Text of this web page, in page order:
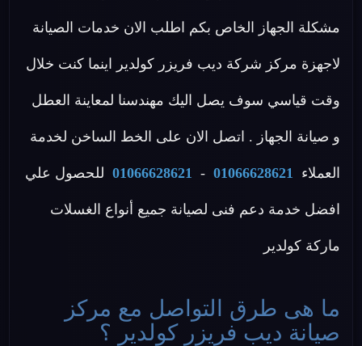
مشكلة الجهاز الخاص بكم اطلب الان خدمات الصيانة
لاجهزة مركز شركة ديب فريزر كولدير اينما كنت خلال
وقت قياسي سوف يصل اليك مهندسنا لمعاينة العطل
و صيانة الجهاز . اتصل الان على الخط الساخن لخدمة
العملاء 01066628621
-
01066628621 للحصول علي
افضل خدمة دعم فنى لصيانة جميع أنواع الغسلات
ماركة كولدير
ما هى طرق التواصل مع مركز
صيانة ديب فريزر كولدير ؟